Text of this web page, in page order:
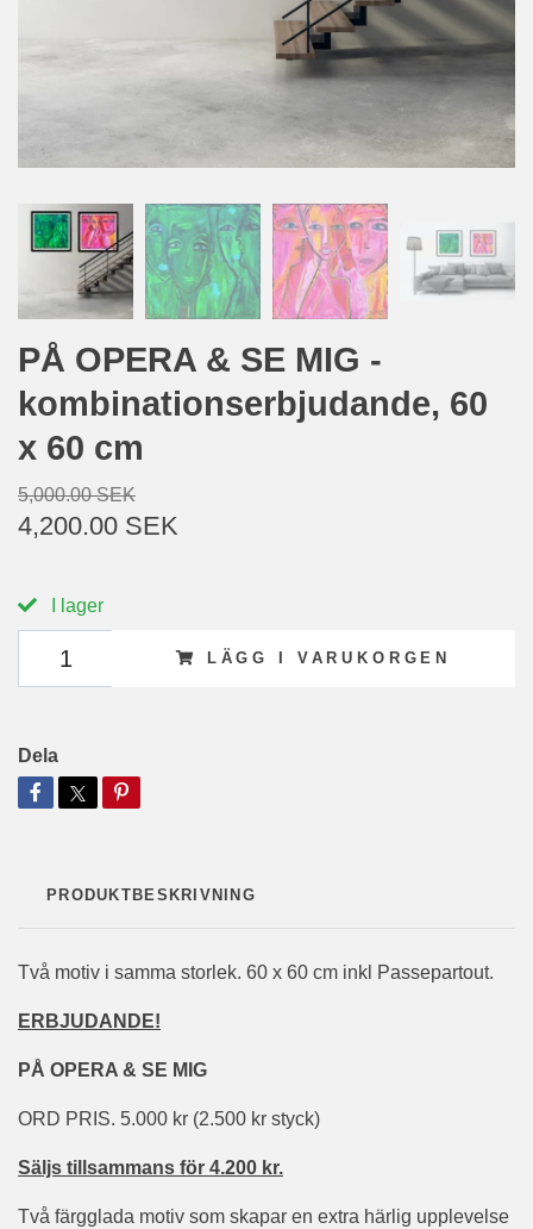
PÅ OPERA & SE MIG -
kombinationserbjudande, 60
x 60 cm
5,000.00 SEK
4,200.00 SEK
I lager
LÄGG I VARUKORGEN
Dela
PRODUKTBESKRIVNING
Två motiv i samma storlek. 60 x 60 cm inkl Passepartout.
ERBJUDANDE!
PÅ OPERA & SE MIG
ORD PRIS. 5.000 kr (2.500 kr styck)
Säljs tillsammans för 4.200 kr.
Två färgglada motiv som skapar en extra härlig upplevelse